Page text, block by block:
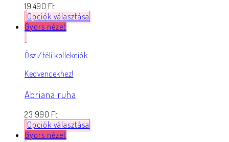
19 490 Ft
Opciók választása
Gyors nézet
Őszi/téli kollekciók
Kedvencekhez!
Abriana ruha
23 990 Ft
Opciók választása
Gyors nézet